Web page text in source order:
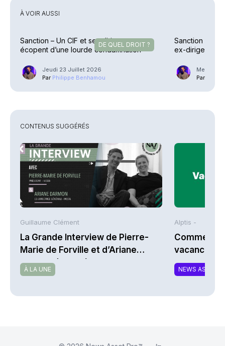
À VOIR AUSSI
DE QUEL DROIT ?
Sanction – Un CIF et ses dirigeants
écopent d’une lourde condamnation
Jeudi 23 Juillet 2026
Par Philippe Benhamou
Sanction –
ex-dirigeants
Mercredi
Par
CONTENUS SUGGÉRÉS
Guillaume Clément
La Grande Interview de Pierre-
Marie de Forville et d’Ariane
Darmon (Ivesta)
À LA UNE
Alptis -
Comment
vacances à
NEWS